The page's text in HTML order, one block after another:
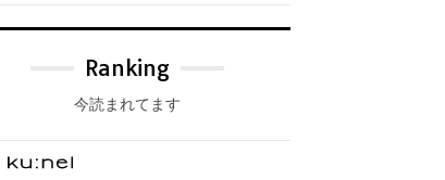
Ranking
今読まれてます